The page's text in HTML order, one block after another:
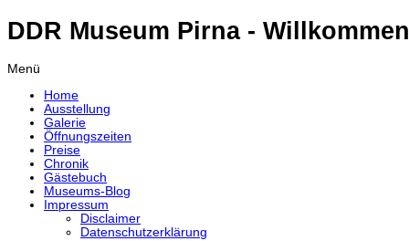
DDR Museum Pirna -
Menü
Home
Ausstellung
Galerie
Öffnungszeiten
Preise
Chronik
Gästebuch
Museums-Blog
Impressum
Disclaimer
Datenschutzerklärung